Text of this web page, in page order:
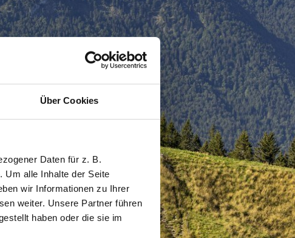
Über Cookies
Daten für z. B.
Um alle Inhalte der Seite
wir Informationen zu Ihrer
weiter. Unsere Partner führen
haben oder die sie im